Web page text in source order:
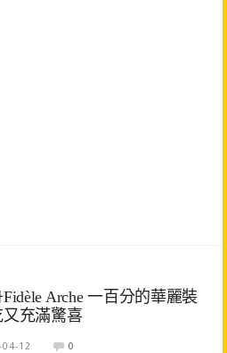
Arche 一百分的華麗裝
充滿驚喜
12 0